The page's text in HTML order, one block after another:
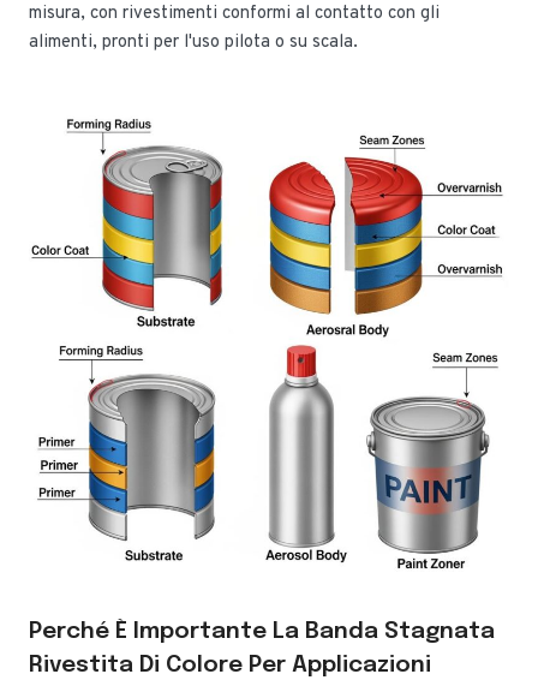
misura, con rivestimenti conformi al contatto con gli
alimenti, pronti per l'uso pilota o su scala.
Perché È Importante La Banda Stagnata
Rivestita Di Colore Per Applicazioni